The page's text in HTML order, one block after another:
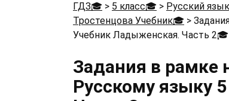
ГДЗ🎓 > 5 класс🎓 > Русский
Тростенцова Учебник🎓 >
Учебник Ладыженская. Часть 2🎓
Задания в рамке
Русскому языку